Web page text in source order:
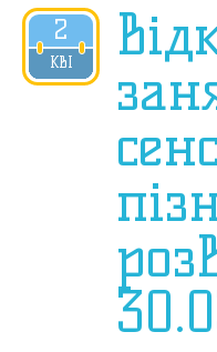
2
КВІ
2018